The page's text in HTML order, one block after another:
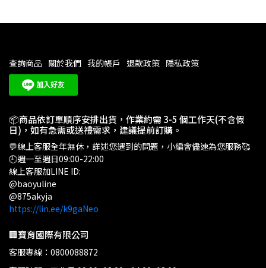
查詢商品 關於我們 我的帳戶 退款政策 隱私政策
📦商品依訂單順序安排出貨，作業約需 3-5 個工作天(不含假
日)，如有急需或送禮需求，建議提前訂購。
💬線上客服全年無休，詳述您遇到的問題，小編會儘速為您服務🥰
🕘週一至週日09:00-22:00
線上客服加LINE ID:
@baoyuline
@875akyja
https://lin.ee/k9gaNeo
🏢寶育國際有限公司
客服專線：0800088872